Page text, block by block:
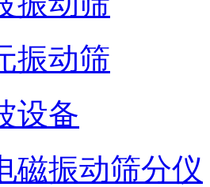
振动筛
设备
磁振动筛分仪